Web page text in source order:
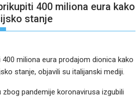
400 miliona eura kako
stanje
miliona eura prodajom dionica kako
stanje, objavili su italijanski mediji.
zbog pandemije koronavirusa izgubili